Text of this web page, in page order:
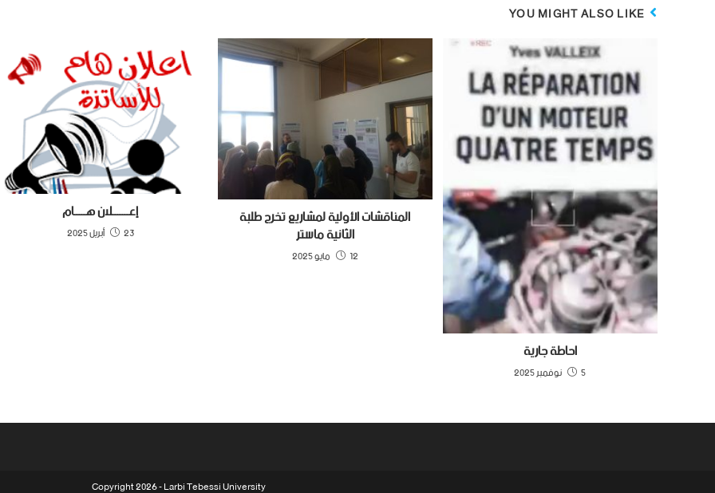
YOU MIGHT ALSO LIKE
إعـــــــلان هـــــام
23 أبريل 2025
المناقشات الأولية لمشاريع تخرج طلبة
الثانية ماستر
12 مايو 2025
احاطة جارية
5 نوفمبر 2025
Copyright 2026 - Larbi Tebessi University